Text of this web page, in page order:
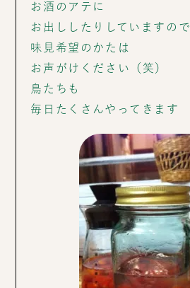
お酒のアテに
お出ししたりしていますので
味見希望のかたは
お声がけください（笑）
鳥たちも
毎日たくさんやってきます